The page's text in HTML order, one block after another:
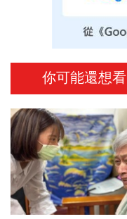
你可能還想看